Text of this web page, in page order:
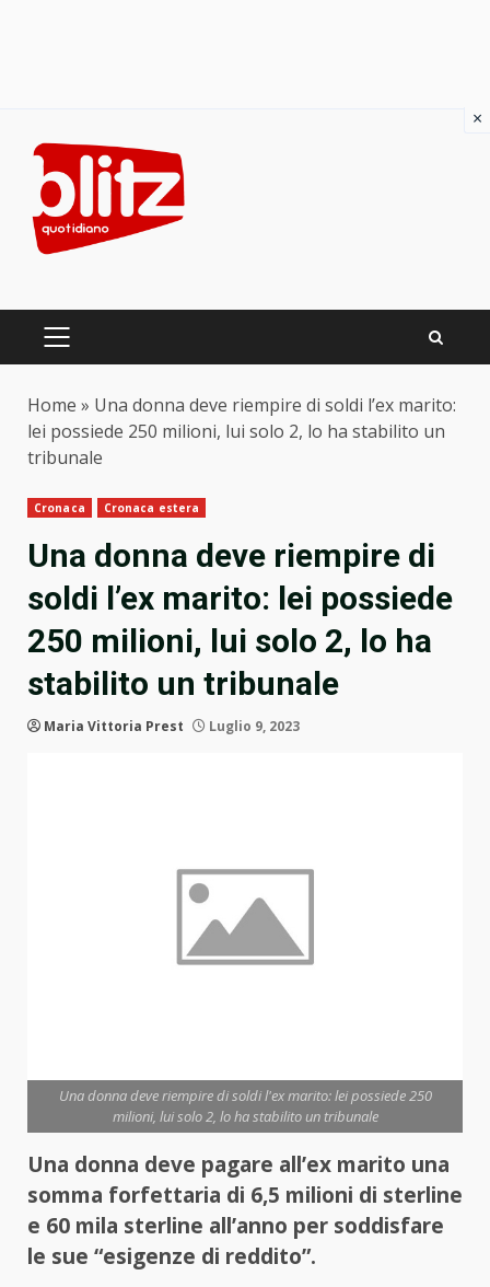
content
PRIMARY
Home » Una donna deve riempire di soldi l’ex marito:
lei possiede 250 milioni, lui solo 2, lo ha stabilito un
tribunale
Cronaca Cronaca estera
Una donna deve riempire di
soldi l’ex marito: lei possiede
250 milioni, lui solo 2, lo ha
stabilito un tribunale
Maria Vittoria Prest Luglio 9, 2023
Una donna deve riempire di soldi l'ex marito: lei possiede 250
milioni, lui solo 2, lo ha stabilito un tribunale
Una donna deve pagare all’ex marito una
somma forfettaria di 6,5 milioni di sterline
e 60 mila sterline all’anno per soddisfare
le sue “esigenze di reddito”.
×